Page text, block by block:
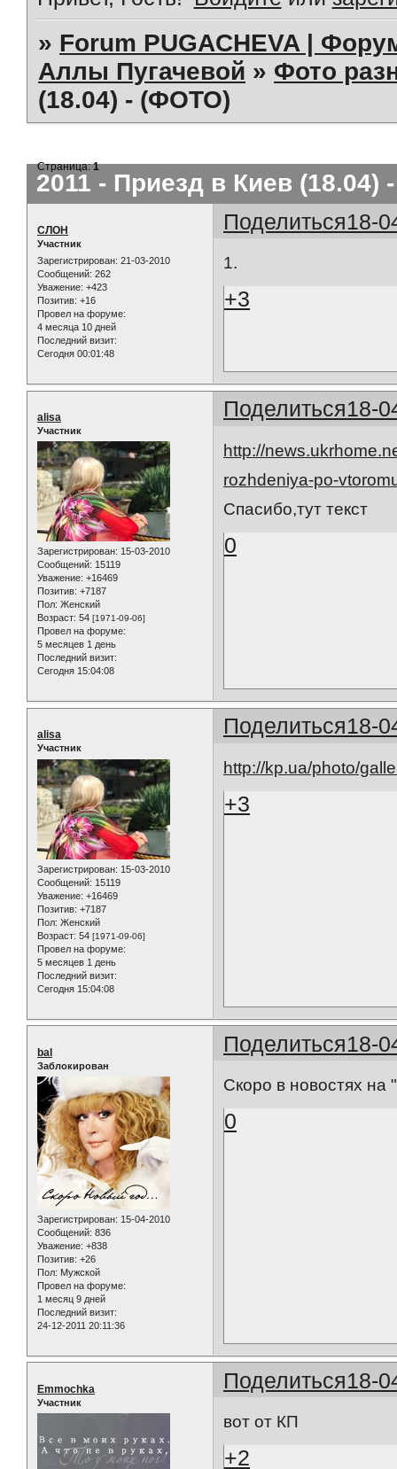
» Forum PUGACHEVA |
Аллы Пугачевой » Фото
(18.04) - (ФОТО)
2011 - Приезд в Киев
Страница:1
Поделиться18-
СЛОН
Участник
Зарегистрирован: 21-03-2010
Сообщений: 262
Уважение: +423
Позитив: +16
Провел на форуме:
4 месяца 10 дней
Последний визит:
Сегодня 00:01:48
1.
+3
Поделиться18-
alisa
Участник
Зарегистрирован: 15-03-2010
Сообщений: 15119
Уважение: +16469
Позитив: +7187
Пол: Женский
Возраст: 54 [1971-09-06]
Провел на форуме:
5 месяцев 1 день
Последний визит:
Сегодня 15:04:08
http://
rozhdeniya-po-
Спасибо,тут текст
0
Поделиться18-
alisa
Участник
Зарегистрирован: 15-03-2010
Сообщений: 15119
Уважение: +16469
Позитив: +7187
Пол: Женский
Возраст: 54 [1971-09-06]
Провел на форуме:
5 месяцев 1 день
Последний визит:
Сегодня 15:04:08
http://kp.ua/photo/
+3
Поделиться18-
bal
Заблокирован
Зарегистрирован: 15-04-2010
Сообщений: 836
Уважение: +838
Позитив: +26
Пол: Мужской
Провел на форуме:
1 месяц 9 дней
Последний визит:
24-12-2011 20:11:36
Скоро в новостях
0
Поделиться18-
Emmochka
Участник
вот от КП
+2